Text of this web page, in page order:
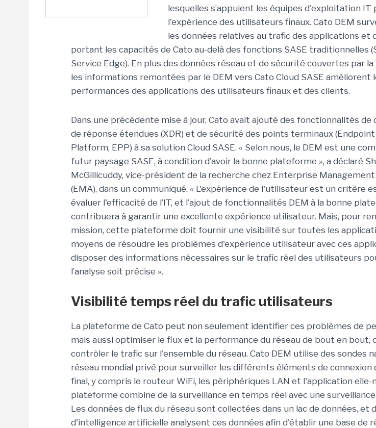
lesquelles s’appuient les équipes d'exploitation
l'expérience des utilisateurs finaux. Cato DEM
les données relatives au trafic des applications et
portant les capacités de Cato au-delà des fonctions SASE traditionnelles
Service Edge). En plus des données réseau et de sécurité couvertes par
les informations remontées par le DEM vers Cato Cloud SASE améliorent
performances des applications des utilisateurs finaux et des clients.
Dans une précédente mise à jour, Cato avait ajouté des fonctionnalités
de réponse étendues (XDR) et de sécurité des points terminaux
Platform, EPP) à sa solution Cloud SASE. « Selon nous, le DEM est une
futur paysage SASE, à condition d’avoir la bonne plateforme », a déclaré
McGillicuddy, vice-président de la recherche chez Enterprise
(EMA), dans un communiqué. « L'expérience de l'utilisateur est un critère
évaluer l'efficacité de l’IT, et l’ajout de fonctionnalités DEM à la bonne
contribuera à garantir une excellente expérience utilisateur. Mais, pour
mission, cette plateforme doit fournir une visibilité sur toutes les
moyens de résoudre les problèmes d'expérience utilisateur avec ces
disposer des informations nécessaires sur le trafic réel des utilisateurs
l’analyse soit précise ».
Visibilité temps réel du trafic utilisateurs
La plateforme de Cato peut non seulement identifier ces problèmes de
mais aussi optimiser le flux et la performance du réseau de bout en bout,
contrôler le trafic sur l'ensemble du réseau. Cato DEM utilise des sondes
réseau mondial privé pour surveiller les différents éléments de connexion
final, y compris le routeur WiFi, les périphériques LAN et l'application elle-
plateforme combine de la surveillance en temps réel avec une
Les données de flux du réseau sont collectées dans un lac de données, et
d'intelligence artificielle analysent ces données afin d'établir une base de